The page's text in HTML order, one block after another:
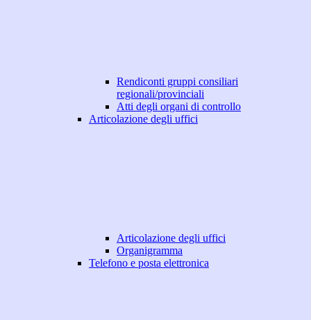
Rendiconti gruppi consiliari
regionali/provinciali
Atti degli organi di controllo
Articolazione degli uffici
Articolazione degli uffici
Organigramma
Telefono e posta elettronica